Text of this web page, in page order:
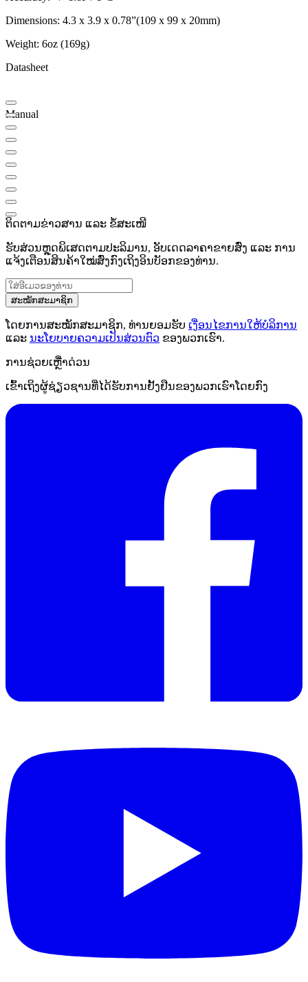
Dimensions: 4.3 x 3.9 x 0.78”(109 x 99 x 20mm)
Weight: 6oz (169g)
Datasheet
Manual
ຕິດຕາມຂ່າວສານ ແລະ ຂໍ້ສະເໜີ
ຮັບສ່ວນຫຼຸດພິເສດຕາມປະລິມານ, ອັບເດດລາຄາຂາຍສົ່ງ ແລະ ການ
ແຈ້ງເຕືອນສິນຄ້າໃໝ່ສົ່ງກົງເຖິງອິນບັອກຂອງທ່ານ.
ສະໝັກສະມາຊິກ
ໂດຍການສະໝັກສະມາຊິກ, ທ່ານຍອມຮັບ ເງື່ອນໄຂການໃຫ້ບໍລິການ
ແລະ ນະໂຍບາຍຄວາມເປັນສ່ວນຕົວ ຂອງພວກເຮົາ.
ການຊ່ວຍເຫຼືໍາດ່ວນ
ເຂົ້າເຖິງຜູ້ຊ່ຽວຊານທີ່ໄດ້ຮັບການຢັ້ງຢືນຂອງພວກເຮົາໂດຍກົງ